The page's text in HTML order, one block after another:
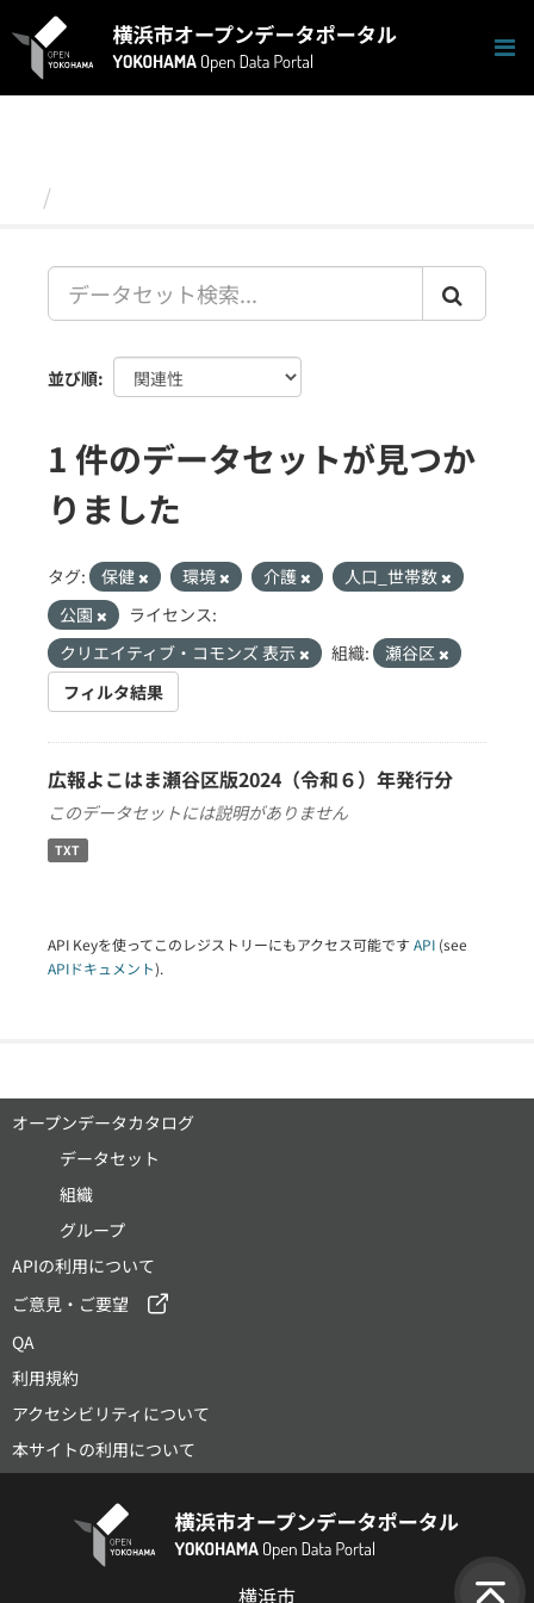
キ
並び順
1 件のデータセットが見つか
りました
タグ: 保健 環境 介護
人口_世帯数
公園
ライセンス:
クリエイティブ・コモンズ 表示
組織:
瀬谷区
フィルタ結果
広報よこはま瀬谷区版2024（令和６）年発行分
このデータセットには説明がありません
TXT
API Keyを使ってこのレジストリーにもアクセス可能です API (see
APIドキュメント).
オープンデータカタログ
データセット
組織
グループ
APIの利用について
ご意見・ご要望
QA
利用規約
アクセシビリティについて
本サイトの利用について
横浜市